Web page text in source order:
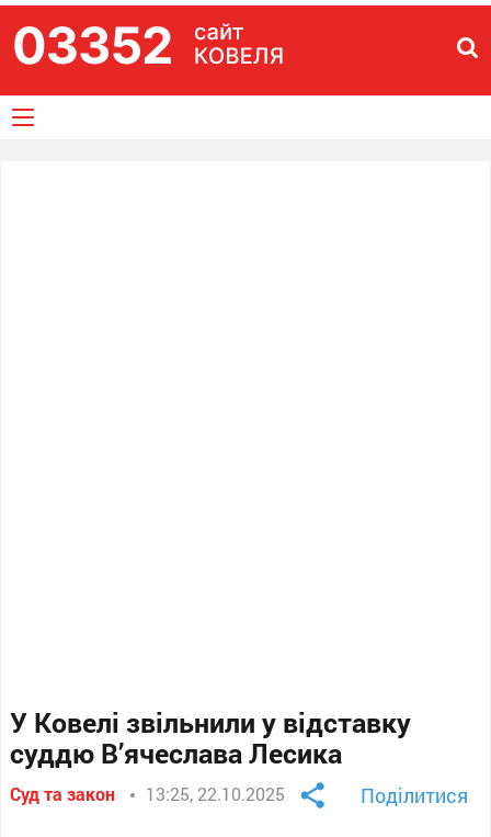
У Ковелі звільнили у відставку
суддю В’ячеслава Лесика
Суд та закон 13:25, 22.10.2025 Поділитися